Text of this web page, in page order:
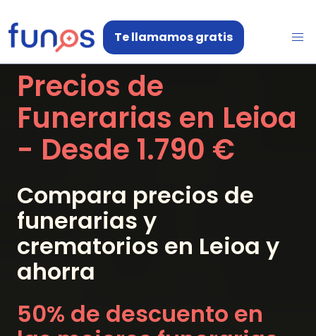
Te llamamos gratis
Precios de
Funerarias en Leioa
- Desde 1.790 €
Compara precios de
funerarias y
crematorios en Leioa y
ahorra
50% de descuento en